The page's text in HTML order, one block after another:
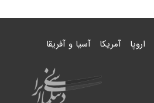
اروپا آمریکا آسیا و آفریقا